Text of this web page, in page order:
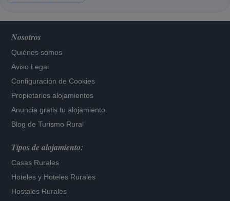
Nosotros
Quiénes somos
Aviso Legal
Configuración de Cookies
Propietarios alojamientos
Anuncia gratis tu alojamiento
Blog de Turismo Rural
Tipos de alojamiento:
Casas Rurales
Hoteles y Hoteles Rurales
Hostales Rurales